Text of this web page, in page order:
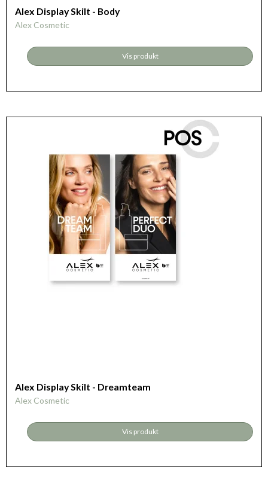
Alex Display Skilt - Body
Alex Cosmetic
Vis produkt
Alex Display Skilt - Dreamteam
Alex Cosmetic
Vis produkt